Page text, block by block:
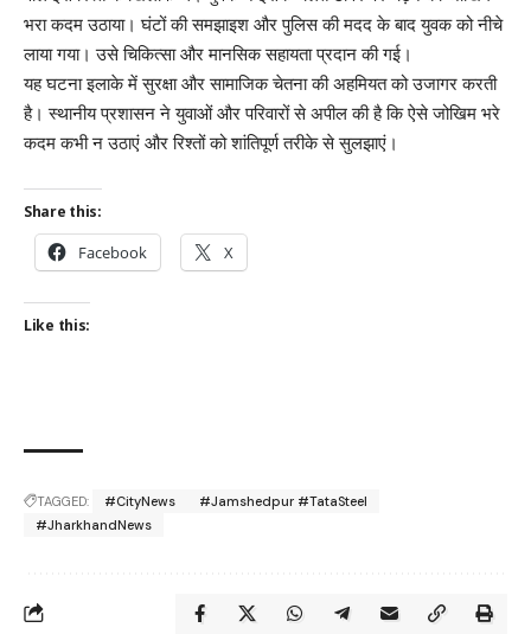
भरा कदम उठाया। घंटों की समझाइश और पुलिस की मदद के बाद युवक को नीचे
लाया गया। उसे चिकित्सा और मानसिक सहायता प्रदान की गई।
यह घटना इलाके में सुरक्षा और सामाजिक चेतना की अहमियत को उजागर करती
है। स्थानीय प्रशासन ने युवाओं और परिवारों से अपील की है कि ऐसे जोखिम भरे
कदम कभी न उठाएं और रिश्तों को शांतिपूर्ण तरीके से सुलझाएं।
Share this:
Facebook X
Like this:
TAGGED: #CityNews
#Jamshedpur #TataSteel
#JharkhandNews